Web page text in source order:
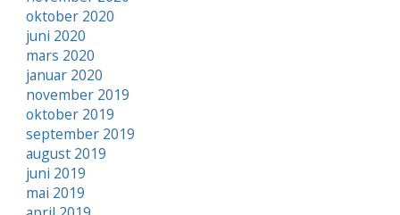
oktober 2020
juni 2020
mars 2020
januar 2020
november 2019
oktober 2019
september 2019
august 2019
juni 2019
mai 2019